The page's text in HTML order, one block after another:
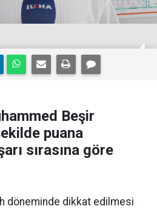
Beşir
puana
sırasına göre
döneminde dikkat edilmesi